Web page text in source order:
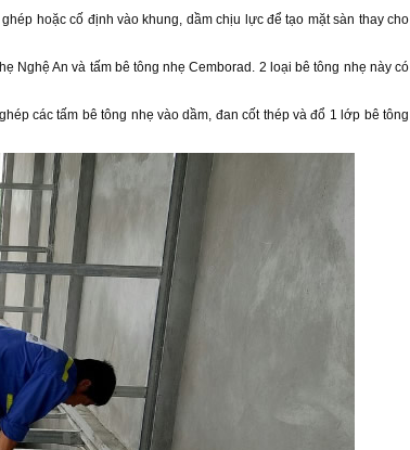
hoặc cố định vào khung, dầm chịu lực để tạo mặt sàn thay cho
Nghệ An và tấm bê tông nhẹ Cemborad. 2 loại bê tông nhẹ này có
các tấm bê tông nhẹ vào dầm, đan cốt thép và đổ 1 lớp bê tông